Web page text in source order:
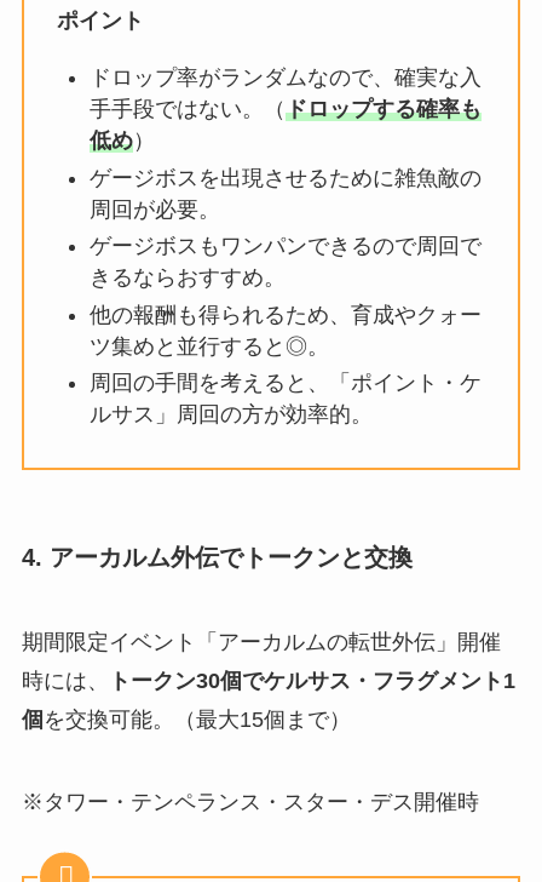
ポイント
ドロップ率がランダムなので、確実な入
手手段ではない。（ドロップする確率も
低め）
ゲージボスを出現させるために雑魚敵の
周回が必要。
ゲージボスもワンパンできるので周回で
きるならおすすめ。
他の報酬も得られるため、育成やクォー
ツ集めと並行すると◎。
周回の手間を考えると、「ポイント・ケ
ルサス」周回の方が効率的。
4. アーカルム外伝でトークンと交換
期間限定イベント「アーカルムの転世外伝」開催
時には、
トークン30個でケルサス・フラグメント1
個 を交換可能。（最大15個まで）
※タワー・テンペランス・スター・デス開催時